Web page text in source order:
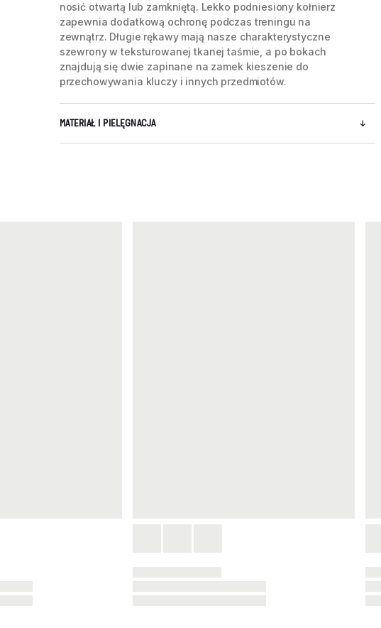
nosić otwartą lub zamkniętą. Lekko podniesiony kołnierz
zapewnia dodatkową ochronę podczas treningu na
zewnątrz. Długie rękawy mają nasze charakterystyczne
szewrony w teksturowanej tkanej taśmie, a po bokach
znajdują się dwie zapinane na zamek kieszenie do
przechowywania kluczy i innych przedmiotów.
MATERIAŁ I PIELĘGNACJA